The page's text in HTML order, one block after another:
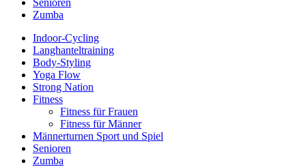
Zumba
Indoor-Cycling
Langhanteltraining
Body-Styling
Yoga Flow
Strong Nation
Fitness
Fitness für Frauen
Fitness für Männer
Männerturnen Sport und Spiel
Senioren
Zumba